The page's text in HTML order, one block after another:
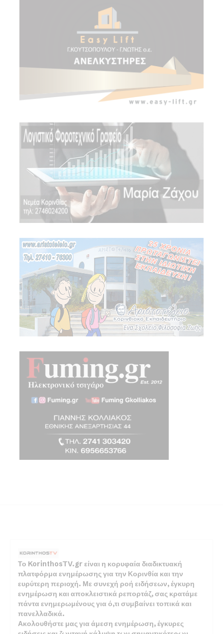
Το KorinthosTV.gr είναι η κορυφαία διαδικτυακή
πλατφόρμα ενημέρωσης για την Κορινθία και την
ευρύτερη περιοχή. Με συνεχή ροή ειδήσεων, έγκυρη
ενημέρωση και αποκλειστικά ρεπορτάζ, σας κρατάμε
πάντα ενημερωμένους για ό,τι συμβαίνει τοπικά και
πανελλαδικά.
Ακολουθήστε μας για άμεση ενημέρωση, έγκυρες